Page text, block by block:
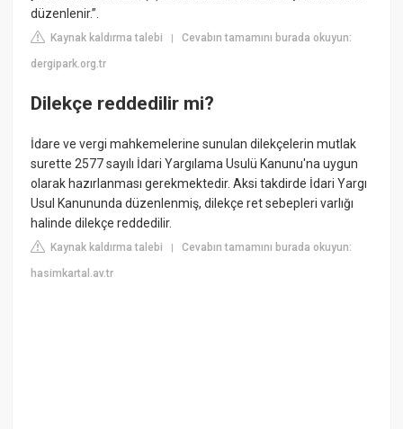
düzenlenir.”.
Kaynak kaldırma talebi |Cevabın tamamını burada okuyun:
dergipark.org.tr
Dilekçe reddedilir mi?
İdare ve vergi mahkemelerine sunulan dilekçelerin mutlak
surette 2577 sayılı İdari Yargılama Usulü Kanunu'na uygun
olarak hazırlanması gerekmektedir. Aksi takdirde İdari Yargı
Usul Kanununda düzenlenmiş, dilekçe ret sebepleri varlığı
halinde dilekçe reddedilir.
Kaynak kaldırma talebi |Cevabın tamamını burada okuyun:
hasimkartal.av.tr